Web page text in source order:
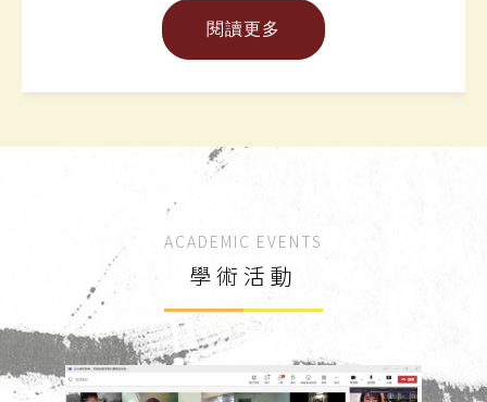
閱讀更多
ACADEMIC EVENTS
學術活動